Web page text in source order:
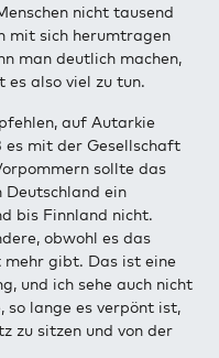
nicht tausend
mit sich herumtragen
man deutlich machen,
also viel zu tun.
auf Autarkie
es mit der Gesellschaft
sollte das
Deutschland ein
bis Finnland nicht.
obwohl es das
mehr gibt. Das ist eine
und ich sehe auch nicht
so lange es verpönt ist,
zu sitzen und von der